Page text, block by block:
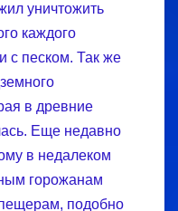
уничтожить
каждого
с песком. Так же
в древние
Еще недавно
в недалеком
горожанам
подобно